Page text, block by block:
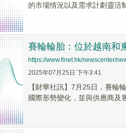
的市場情況以及需求計劃靈活
賽輪輪胎：位於越南和
https://www.finet.hk/newscenter/
2025年07月25日 下午3:41
【財華社訊】7月25日，賽輪
國際形勢變化，並與供應商及